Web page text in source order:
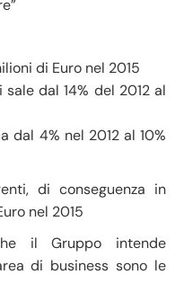
di Euro nel 2015
dal 14% del 2012 al
dal 4% nel 2012 al 10%
di conseguenza in
nel 2015
il Gruppo intende
di business sono le